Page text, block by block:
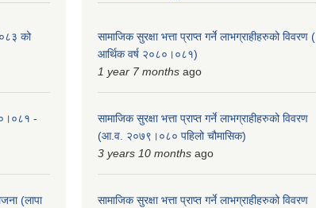
को
-
(लापा
सामाजिक सुरक्षा भत्ता प्राप्त गर्ने लाभग्राहीहरुको विवरण (
आर्थिक वर्ष २०८०।०८१)
1 year 7 months ago
सामाजिक सुरक्षा भत्ता प्राप्त गर्ने लाभग्राहीहरुको विवरण
(आ.व. २०७९।०८० पहिलो चौमासिक)
3 years 10 months ago
सामाजिक सुरक्षा भत्ता प्राप्त गर्ने लाभग्राहीहरुको विवरण